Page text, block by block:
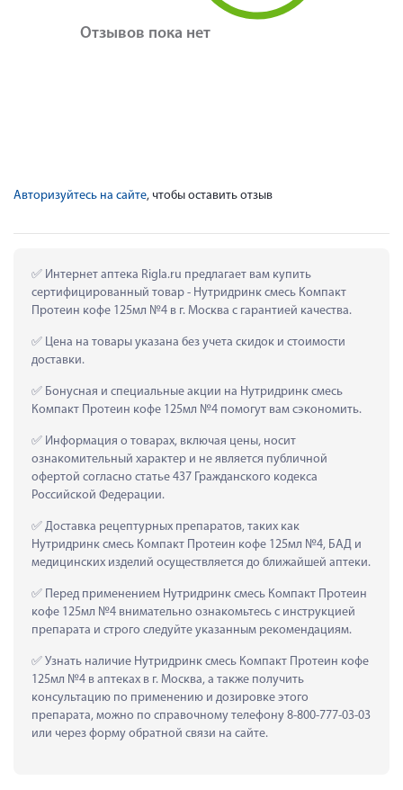
Отзывов пока нет
Авторизуйтесь на сайте, чтобы оставить отзыв
Интернет аптека Rigla.ru предлагает вам купить
сертифицированный товар - Нутридринк смесь Компакт
Протеин кофе 125мл №4 в г. Москва с гарантией качества.
Цена на товары указана без учета скидок и стоимости
доставки.
Бонусная и специальные акции на Нутридринк смесь
Компакт Протеин кофе 125мл №4 помогут вам сэкономить.
Информация о товарах, включая цены, носит
ознакомительный характер и не является публичной
офертой согласно статье 437 Гражданского кодекса
Российской Федерации.
Доставка рецептурных препаратов, таких как
Нутридринк смесь Компакт Протеин кофе 125мл №4, БАД и
медицинских изделий осуществляется до ближайшей аптеки.
Перед применением Нутридринк смесь Компакт Протеин
кофе 125мл №4 внимательно ознакомьтесь с инструкцией
препарата и строго следуйте указанным рекомендациям.
Узнать наличие Нутридринк смесь Компакт Протеин кофе
125мл №4 в аптеках в г. Москва, а также получить
консультацию по применению и дозировке этого
препарата, можно по справочному телефону 8-800-777-03-03
или через форму обратной связи на сайте.